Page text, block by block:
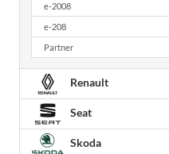
e-2008
e-208
Partner
Renault
Seat
Skoda